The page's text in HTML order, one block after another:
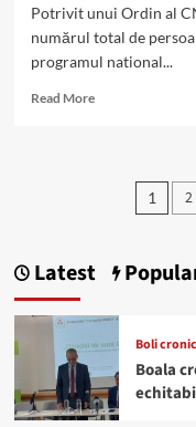
Potrivit unui Ordin al
numărul total de
programul national...
Read MoreRead
insuficiență
renală
programul
de
dializă
1 2
Latest
Boli
Boala